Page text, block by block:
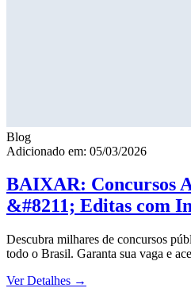
Blog
Adicionado em: 05/03/2026
BAIXAR: Concursos
&#8211; Editas com
Descubra milhares de concursos
todo o Brasil. Garanta sua vaga e
Ver Detalhes →